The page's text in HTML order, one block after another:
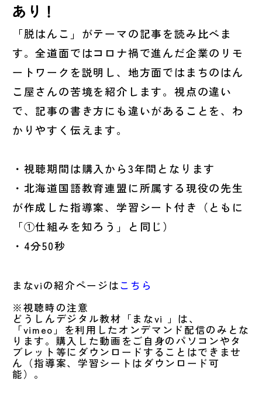
あり！
「脱はんこ」がテーマの記事を読み比べま
す。全道面ではコロナ禍で進んだ企業のリモ
ートワークを説明し、地方面ではまちのはん
こ屋さんの苦境を紹介します。視点の違い
で、記事の書き方にも違いがあることを、わ
かりやすく伝えます。
・視聴期間は購入から3年間となります
・北海道国語教育連盟に所属する現役の先生
が作成した指導案、学習シート付き（ともに
「①仕組みを知ろう」と同じ）
・4分50秒
まなviの紹介ページはこちら
※視聴時の注意
どうしんデジタル教材「まなvi 」は、
「vimeo」を利用したオンデマンド配信のみとな
ります。購入した動画をご自身のパソコンやタ
ブレット等にダウンロードすることはできませ
ん（指導案、学習シートはダウンロード可
能）。